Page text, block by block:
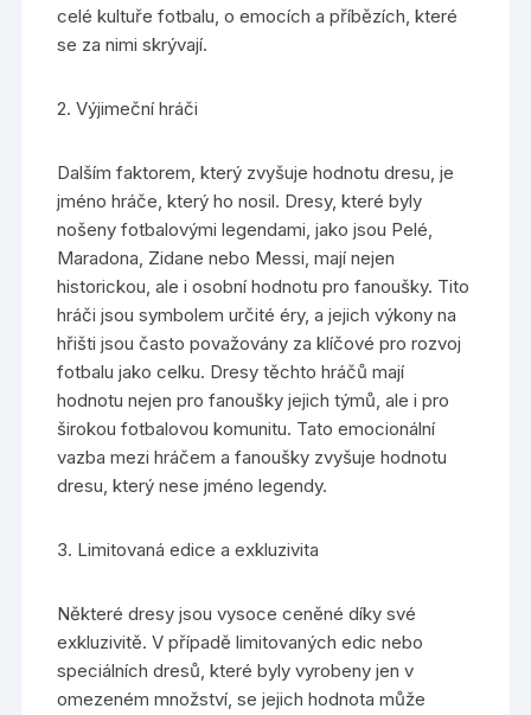
celé kultuře fotbalu, o emocích a příbězích, které
se za nimi skrývají.
2. Výjimeční hráči
Dalším faktorem, který zvyšuje hodnotu dresu, je
jméno hráče, který ho nosil. Dresy, které byly
nošeny fotbalovými legendami, jako jsou Pelé,
Maradona, Zidane nebo Messi, mají nejen
historickou, ale i osobní hodnotu pro fanoušky. Tito
hráči jsou symbolem určité éry, a jejich výkony na
hřišti jsou často považovány za klíčové pro rozvoj
fotbalu jako celku. Dresy těchto hráčů mají
hodnotu nejen pro fanoušky jejich týmů, ale i pro
širokou fotbalovou komunitu. Tato emocionální
vazba mezi hráčem a fanoušky zvyšuje hodnotu
dresu, který nese jméno legendy.
3. Limitovaná edice a exkluzivita
Některé dresy jsou vysoce ceněné díky své
exkluzivitě. V případě limitovaných edic nebo
speciálních dresů, které byly vyrobeny jen v
omezeném množství, se jejich hodnota může